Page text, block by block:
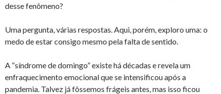
desse fenômeno?
Uma pergunta, várias respostas. Aqui, porém, exploro uma: o
medo de estar consigo mesmo pela falta de sentido.
A “síndrome de domingo” existe há décadas e revela um
enfraquecimento emocional que se intensificou após a
pandemia. Talvez já fôssemos frágeis antes, mas isso ficou